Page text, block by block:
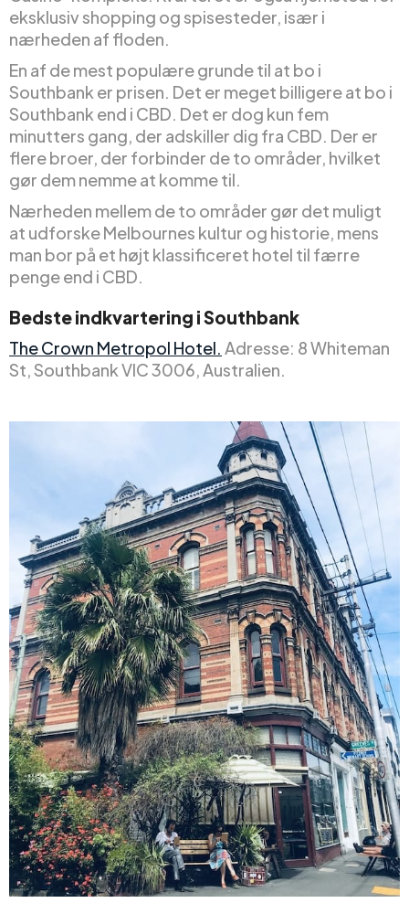
eksklusiv shopping og spisesteder, især i
nærheden af floden.
En af de mest populære grunde til at bo i
Southbank er prisen. Det er meget billigere at bo i
Southbank end i CBD. Det er dog kun fem
minutters gang, der adskiller dig fra CBD. Der er
flere broer, der forbinder de to områder, hvilket
gør dem nemme at komme til.
Nærheden mellem de to områder gør det muligt
at udforske Melbournes kultur og historie, mens
man bor på et højt klassificeret hotel til færre
penge end i CBD.
Bedste indkvartering i Southbank
The Crown Metropol Hotel. Adresse: 8 Whiteman
St, Southbank VIC 3006, Australien.